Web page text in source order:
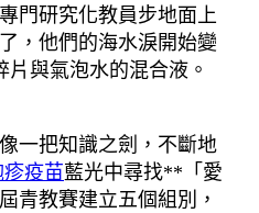
門研究化教員步地面上
，他們的海水淚開始變
片與氣泡水的混合液。
一把知識之劍，不斷地
疫苗藍光中尋找**「愛
青教賽建立五個組別，